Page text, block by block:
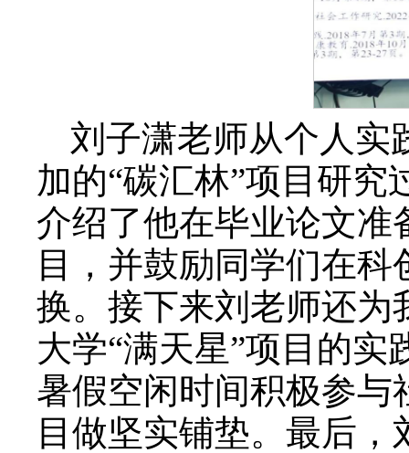
刘子潇老师从个人实
加的“碳汇林”项目研
介绍了他在毕业论文准
目，并鼓励同学们在
换。接下来刘老师还为
大学“满天星”项目的
暑假空闲时间积极参与
目做坚实铺垫。最后